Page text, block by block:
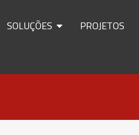
SOLUÇÕES PROJETOS